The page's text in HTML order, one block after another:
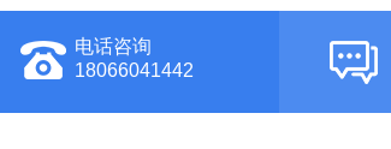
电话咨询
18066041442